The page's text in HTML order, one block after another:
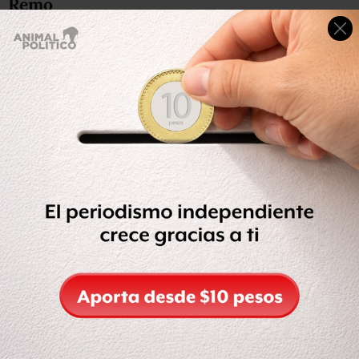
Kenia Lechuga terminó en la sexta posición de la
semifinal A/B 1 de un par de remos cortos femenino.
La mexicana se ubicó entre las mejores 12 de su
disciplina, pero cronometró 8:14.76 minutos en los dos
kilómetros de recorrido; mientras que las primeras tres y
clasificadas a la pelea por las medallas fueron la
australiana Kimberley Brennan (7:47.88 minutos), la
neozelandesa Emma Twigg (7:48.20) y la suiza Jeannine
Gmelin (7:49.83), la tercera con casi 25 de segundos de
ventaja sobre la mexicana.
Este sábado a las 8:20 horas Kenia competirá por última
vez.
#ViveRioXCONADEFinaliza@kenialechuga6a en su
semifinal y queda fuera de la posibilidad de medalla
#Remo pic.twitter.com/LeQyJkhiNd